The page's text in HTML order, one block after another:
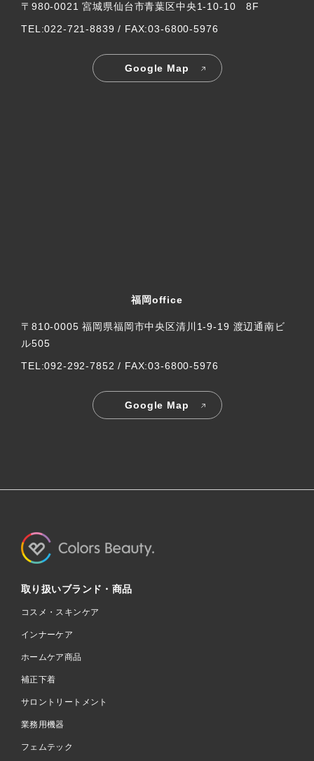
〒980-0021 宮城県仙台市青葉区中央1-10-10 8F
TEL:022-721-8839 / FAX:03-6800-5976
Google Map
福岡office
〒810-0005 福岡県福岡市中央区清川1-9-19 渡辺通南ビ
ル505
TEL:092-292-7852 / FAX:03-6800-5976
Google Map
取り扱いブランド・商品
コスメ・スキンケア
インナーケア
ホームケア商品
補正下着
サロントリートメント
業務用機器
フェムテック